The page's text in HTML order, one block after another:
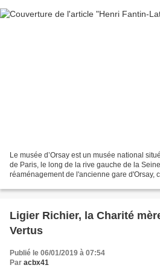
Le musée d’Orsay est un musée national
de Paris, le long de la rive gauche de la
réaménagement de l'ancienne gare d'Orsay,
Ligier Richier, la Charité
Vertus
Publié le 06/01/2019 à 07:54
Par acbx41